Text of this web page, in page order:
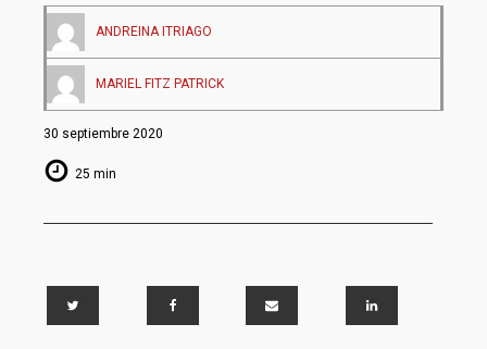
ANDREINA ITRIAGO
MARIEL FITZ PATRICK
30 septiembre 2020
25 min